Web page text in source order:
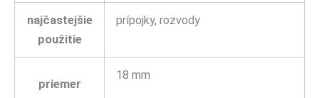
najčastejšie
použitie
prípojky, rozvody
priemer
18 mm